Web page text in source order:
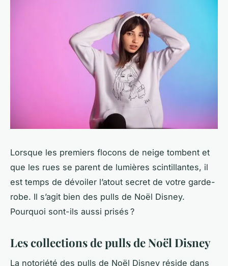
Lorsque les premiers flocons de neige tombent et
que les rues se parent de lumières scintillantes, il
est temps de dévoiler l’atout secret de votre garde-
robe. Il s’agit bien des pulls de Noël Disney.
Pourquoi sont-ils aussi prisés ?
Les collections de pulls de Noël Disney
La notoriété des pulls de Noël Disney réside dans